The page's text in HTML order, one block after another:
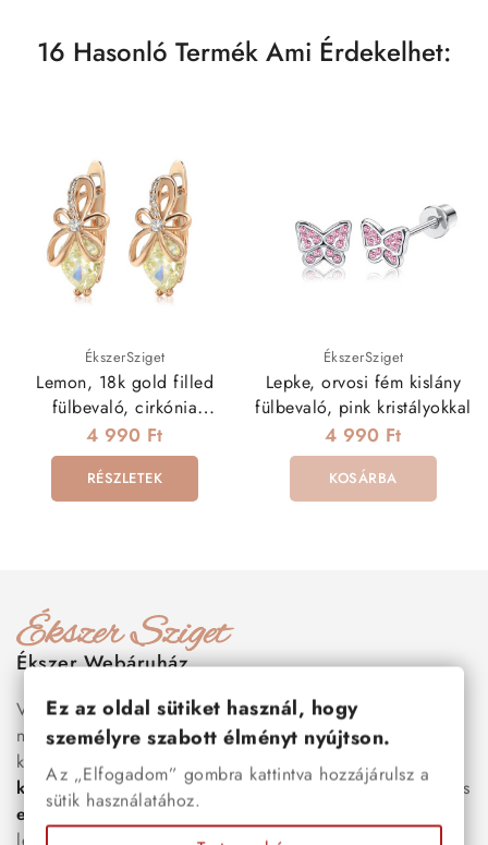
16 Hasonló Termék Ami Érdekelhet:
ÉkszerSziget
Lemon, 18k gold filled
fülbevaló, cirkónia
kristállyal
4 990 Ft
RÉSZLETEK
ÉkszerSziget
Lepke, orvosi fém kislány
fülbevaló, pink kristályokkal
4 990 Ft
KOSÁRBA
Ékszer Webáruház
Válogass több száz prémium minőségű, stílusos és tartós
nemesacél ékszer és orvosi fém ékszer közül, amelyek
között megtalálhatók a legnépszerűbb darabok is:
karkötők, nőinyakláncok,karikagyűrűk,fülbevalók
és
esküvői kiegészítőkegyaránt. Webáruházunkban a
Ez az oldal sütiket használ, hogy
személyre szabott élményt nyújtson.
Az „Elfogadom” gombra kattintva hozzájárulsz a
sütik használatához.